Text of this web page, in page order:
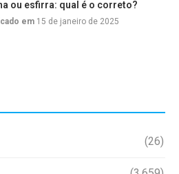
ou esfirra: qual é o correto?
em 15 de janeiro de 2025
(26)